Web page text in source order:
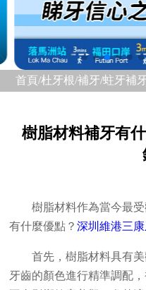
首頁/杜牙根/補牙/蛀牙補
樹脂材料補牙有
樹脂材料作為當今最
有什麼優點？深圳維港三
首先，樹脂材料具有
牙齒的顏色進行精準調配